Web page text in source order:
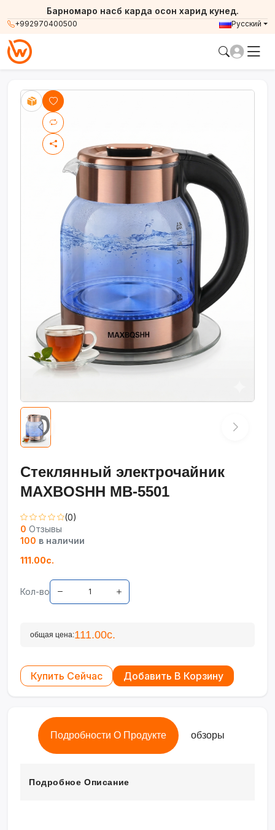
+992970400500
Барномаро насб карда осон харид кунед.
Русский
Стеклянный электрочайник
MAXBOSHH MB-5501
(0)
0 Отзывы
100 в наличии
111.00с.
Кол-во
общая цена:111.00с.
Купить Сейчас Добавить В Корзину
Подробности О Продукте обзоры
Подробное Описание